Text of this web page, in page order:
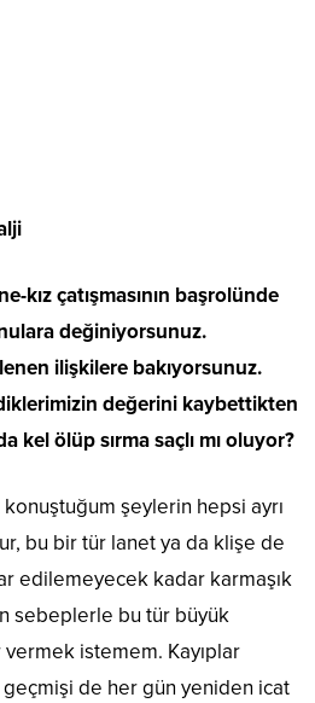
kız çatışmasının başrolünde
değiniyorsunuz.
ilişkilere bakıyorsunuz.
değerini kaybettikten
kel ölüp sırma saçlı mı oluyor?
şeylerin hepsi ayrı
bu bir tür lanet ya da klişe de
edilemeyecek kadar karmaşık
sebeplerle bu tür büyük
istemem. Kayıplar
de her gün yeniden icat